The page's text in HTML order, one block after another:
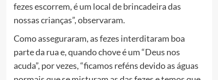
fezes escorrem, é um local de brincadeira das
nossas crianças”, observaram.
Como asseguraram, as fezes interditaram boa
parte da rua e, quando chove é um “Deus nos
acuda”, por vezes, “ficamos reféns devido as águas